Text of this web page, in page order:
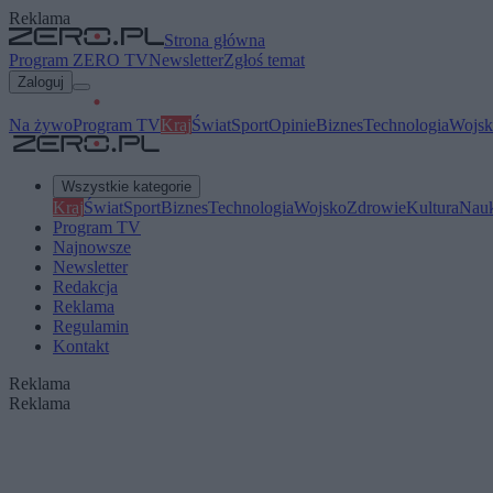
Reklama
Strona główna
Program ZERO TVNewsletterZgłoś temat
Zaloguj
Na żywoProgram TVKrajŚwiatSportOpinieBiznesTechnologia
Wszystkie kategorie
KrajŚwiatSportBiznesTechnologiaWojskoZdrowieKultura
Program TV
Najnowsze
Newsletter
Redakcja
Reklama
Regulamin
Kontakt
Reklama
Reklama